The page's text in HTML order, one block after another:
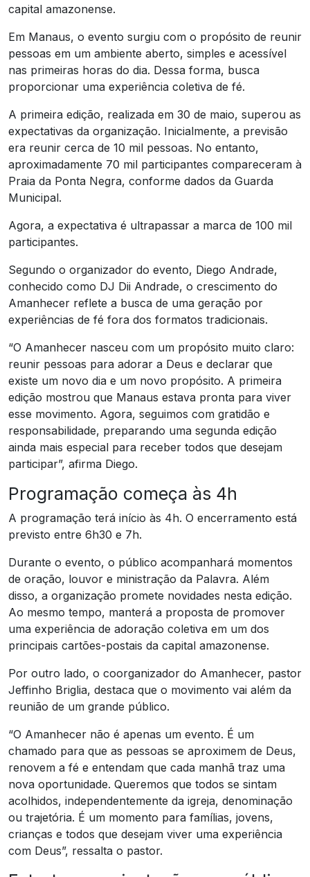
capital amazonense.
Em Manaus, o evento surgiu com o propósito de reunir
pessoas em um ambiente aberto, simples e acessível
nas primeiras horas do dia. Dessa forma, busca
proporcionar uma experiência coletiva de fé.
A primeira edição, realizada em 30 de maio, superou as
expectativas da organização. Inicialmente, a previsão
era reunir cerca de 10 mil pessoas. No entanto,
aproximadamente 70 mil participantes compareceram à
Praia da Ponta Negra, conforme dados da Guarda
Municipal.
Agora, a expectativa é ultrapassar a marca de 100 mil
participantes.
Segundo o organizador do evento, Diego Andrade,
conhecido como DJ Dii Andrade, o crescimento do
Amanhecer reflete a busca de uma geração por
experiências de fé fora dos formatos tradicionais.
“O Amanhecer nasceu com um propósito muito claro:
reunir pessoas para adorar a Deus e declarar que
existe um novo dia e um novo propósito. A primeira
edição mostrou que Manaus estava pronta para viver
esse movimento. Agora, seguimos com gratidão e
responsabilidade, preparando uma segunda edição
ainda mais especial para receber todos que desejam
participar”, afirma Diego.
Programação começa às 4h
A programação terá início às 4h. O encerramento está
previsto entre 6h30 e 7h.
Durante o evento, o público acompanhará momentos
de oração, louvor e ministração da Palavra. Além
disso, a organização promete novidades nesta edição.
Ao mesmo tempo, manterá a proposta de promover
uma experiência de adoração coletiva em um dos
principais cartões-postais da capital amazonense.
Por outro lado, o coorganizador do Amanhecer, pastor
Jeffinho Briglia, destaca que o movimento vai além da
reunião de um grande público.
“O Amanhecer não é apenas um evento. É um
chamado para que as pessoas se aproximem de Deus,
renovem a fé e entendam que cada manhã traz uma
nova oportunidade. Queremos que todos se sintam
acolhidos, independentemente da igreja, denominação
ou trajetória. É um momento para famílias, jovens,
crianças e todos que desejam viver uma experiência
com Deus”, ressalta o pastor.